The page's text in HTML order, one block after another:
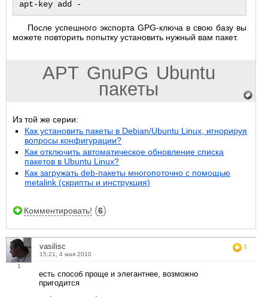
После успешного экспорта GPG-ключа в свою базу вы
можете повторить попытку установить нужный вам пакет.
APT GnuPG Ubuntu
пакеты
Из той же серии:
Как установить пакеты в Debian/Ubuntu Linux, игнорируя
вопросы конфигурации?
Как отключить автоматическое обновление списка
пакетов в Ubuntu Linux?
Как загружать deb-пакеты многопоточно с помощью
metalink (скрипты и инструкция)
Комментировать! (6)
1
vasilisc
15:21, 4 мая 2010
1
есть способ проще и элегантнее, возможно
пригодится